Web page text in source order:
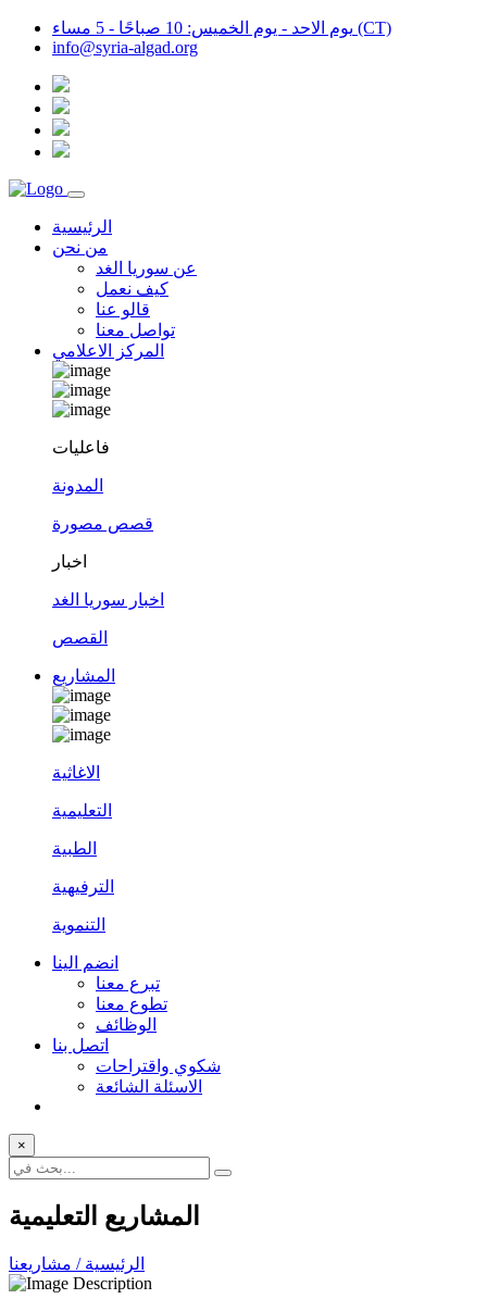
يوم الاحد - يوم الخميس: 10 صباحًا - 5 مساء (CT)
info@syria-algad.org
الرئيسية
من نحن
عن سوريا الغد
كيف نعمل
قالو عنا
تواصل معنا
المركز الاعلامي
فاعليات
المدونة
قصص مصورة
اخبار
اخبار سوريا الغد
القصص
المشاريع
الاغاثية
التعليمية
الطبية
الترفيهية
التنموية
انضم الينا
تبرع معنا
تطوع معنا
الوظائف
اتصل بنا
شكوي واقتراحات
الاسئلة الشائعة
×
المشاريع التعليمية
الرئيسية / مشاريعنا